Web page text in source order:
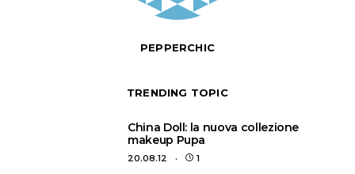
PEPPERCHIC
TRENDING TOPIC
China Doll: la nuova collezione
makeup Pupa
20.08.12 1